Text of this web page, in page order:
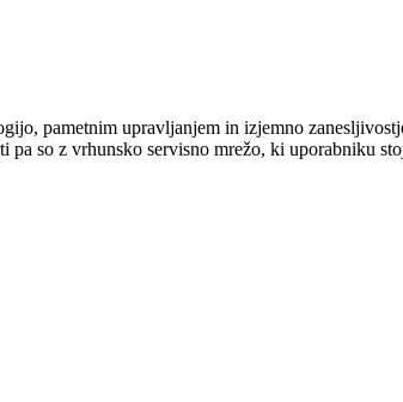
pametnim upravljanjem in izjemno
so z vrhunsko servisno mrežo, ki uporabniku